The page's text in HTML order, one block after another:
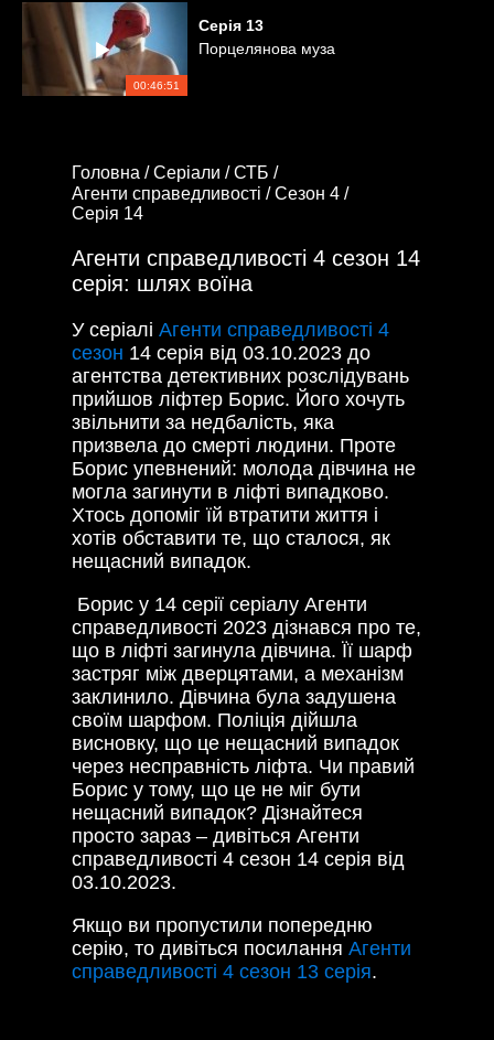
00:46:51
Серія 13
Порцелянова муза
Головна /Серіали /СТБ /
Агенти справедливості /Сезон 4 /
Серія 14
Агенти справедливості 4 сезон 14
серія: шлях воїна
У серіалі Агенти справедливості 4
сезон 14 серія від 03.10.2023 до
агентства детективних розслідувань
прийшов ліфтер Борис. Його хочуть
звільнити за недбалість, яка
призвела до смерті людини. Проте
Борис упевнений: молода дівчина не
могла загинути в ліфті випадково.
Хтось допоміг їй втратити життя і
хотів обставити те, що сталося, як
нещасний випадок.
Борис у 14 серії серіалу Агенти
справедливості 2023 дізнався про те,
що в ліфті загинула дівчина. Її шарф
застряг між дверцятами, а механізм
заклинило. Дівчина була задушена
своїм шарфом. Поліція дійшла
висновку, що це нещасний випадок
через несправність ліфта. Чи правий
Борис у тому, що це не міг бути
нещасний випадок? Дізнайтеся
просто зараз – дивіться Агенти
справедливості 4 сезон 14 серія від
03.10.2023.
Якщо ви пропустили попередню
серію, то дивіться посилання Агенти
справедливості 4 сезон 13 серія.